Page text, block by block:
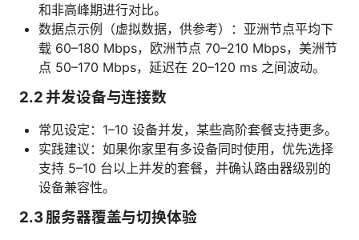
和非高峰期进行对比。
数据点示例（虚拟数据，供参考）：亚洲节点平均下
载 60–180 Mbps，欧洲节点 70–210 Mbps，美洲节
点 50–170 Mbps，延迟在 20–120 ms 之间波动。
2.2 并发设备与连接数
常见设定：1–10 设备并发，某些高阶套餐支持更多。
实践建议：如果你家里有多设备同时使用，优先选择
支持 5–10 台以上并发的套餐，并确认路由器级别的
设备兼容性。
2.3 服务器覆盖与切换体验